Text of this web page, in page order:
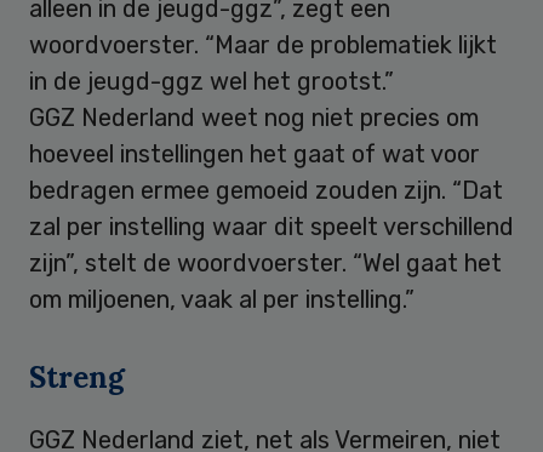
alleen in de jeugd-ggz”, zegt een
woordvoerster. “Maar de problematiek lijkt
in de jeugd-ggz wel het grootst.”
GGZ Nederland weet nog niet precies om
hoeveel instellingen het gaat of wat voor
bedragen ermee gemoeid zouden zijn. “Dat
zal per instelling waar dit speelt verschillend
zijn”, stelt de woordvoerster. “Wel gaat het
om miljoenen, vaak al per instelling.”
Streng
GGZ Nederland ziet, net als Vermeiren, niet